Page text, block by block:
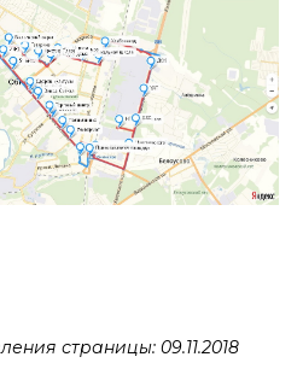
страницы: 09.11.2018